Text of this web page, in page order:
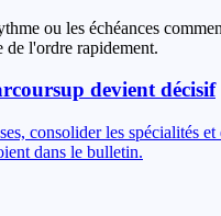
ou les échéances
de l'ordre rapidement.
devient décisif
consolider les spécialités
dans le bulletin.